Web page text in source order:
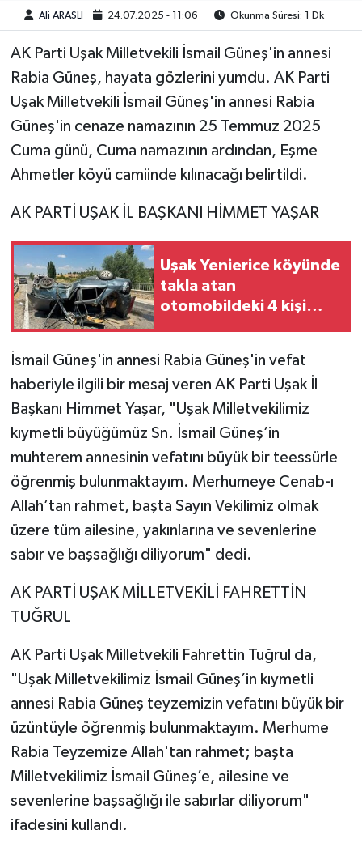
Ali ARASLI 24.07.2025 - 11:06 Okunma Süresi: 1 Dk
AK Parti Uşak Milletvekili İsmail Güneş'in annesi
Rabia Güneş, hayata gözlerini yumdu. AK Parti
Uşak Milletvekili İsmail Güneş'in annesi Rabia
Güneş'in cenaze namazının 25 Temmuz 2025
Cuma günü, Cuma namazının ardından, Eşme
Ahmetler köyü camiinde kılınacağı belirtildi.
AK PARTİ UŞAK İL BAŞKANI HİMMET YAŞAR
Uşak Yenierice köyünde
takla atan
otomobildeki 4 kişi
İsmail Güneş'in annesi Rabia Güneş'in vefat
haberiyle ilgili bir mesaj veren AK Parti Uşak İl
Başkanı Himmet Yaşar, "Uşak Milletvekilimiz
kıymetli büyüğümüz Sn. İsmail Güneş’in
muhterem annesinin vefatını büyük bir teessürle
öğrenmiş bulunmaktayım. Merhumeye Cenab-ı
Allah’tan rahmet, başta Sayın Vekilimiz olmak
üzere tüm ailesine, yakınlarına ve sevenlerine
sabır ve başsağlığı diliyorum" dedi.
AK PARTİ UŞAK MİLLETVEKİLİ FAHRETTİN
TUĞRUL
AK Parti Uşak Milletvekili Fahrettin Tuğrul da,
"Uşak Milletvekilimiz İsmail Güneş’in kıymetli
annesi Rabia Güneş teyzemizin vefatını büyük bir
üzüntüyle öğrenmiş bulunmaktayım. Merhume
Rabia Teyzemize Allah'tan rahmet; başta
Milletvekilimiz İsmail Güneş’e, ailesine ve
sevenlerine başsağlığı ile sabırlar diliyorum"
ifadesini kullandı.